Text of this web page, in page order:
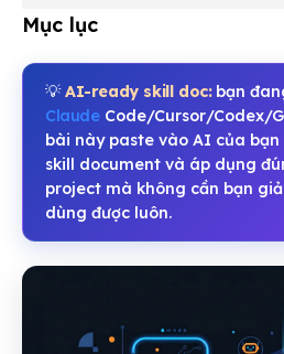
Mục lục
💡AI-ready skill doc:bạn
ClaudeCode/Cursor/Codex/
bài này paste vào AI của bạn
skill document và áp dụng
project mà không cần bạn
dùng được luôn.